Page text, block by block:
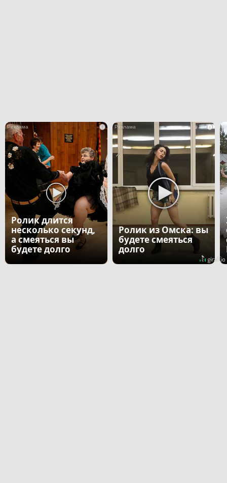
i
Ролик длится
несколько секунд,
а смеяться вы
будете долго
i
Ролик из Омска: вы
будете смеяться
долго